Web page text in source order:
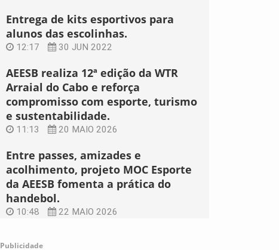
Entrega de kits esportivos para
alunos das escolinhas.
12:17 30 JUN 2022
AEESB realiza 12ª edição da WTR
Arraial do Cabo e reforça
compromisso com esporte, turismo
e sustentabilidade.
11:13 20 MAIO 2026
Entre passes, amizades e
acolhimento, projeto MOC Esporte
da AEESB fomenta a prática do
handebol.
10:48 22 MAIO 2026
Publicidade